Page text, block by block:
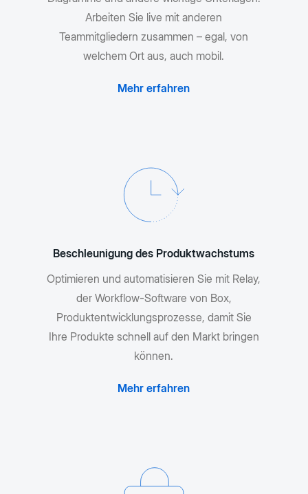
Arbeiten Sie live mit anderen
Teammitgliedern zusammen – egal, von
welchem Ort aus, auch mobil.
Mehr erfahren
Beschleunigung des Produktwachstums
Optimieren und automatisieren Sie mit Relay,
der Workflow-Software von Box,
Produktentwicklungsprozesse, damit Sie
Ihre Produkte schnell auf den Markt bringen
können.
Mehr erfahren